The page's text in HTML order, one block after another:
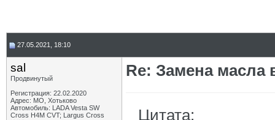
27.05.2021, 18:10
sal
Продвинутый
Регистрация: 22.02.2020
Адрес: МО, Хотьково
Автомобиль: LADA Vesta SW
Cross H4M CVT; Largus Cross
Re: Замена масла
Цитата: